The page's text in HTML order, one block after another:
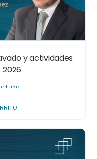
y actividades